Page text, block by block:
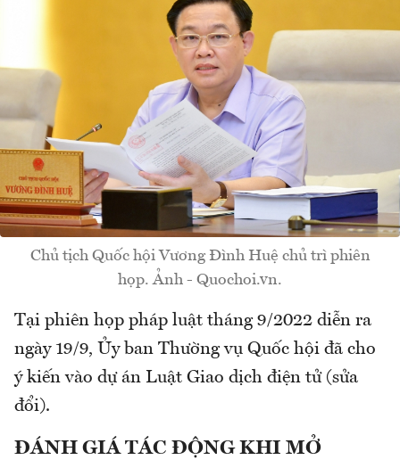
Chủ tịch Quốc hội Vương Đình Huệ chủ trì phiên
họp. Ảnh - Quochoi.vn.
Tại phiên họp pháp luật tháng 9/2022 diễn ra
ngày 19/9, Ủy ban Thường vụ Quốc hội đã cho
ý kiến vào dự án Luật Giao dịch điện tử (sửa
đổi).
ĐÁNH GIÁ TÁC ĐỘNG KHI MỞ